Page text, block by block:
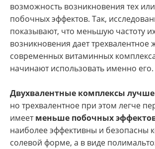
возможность возникновения тех
побочных эффектов. Так,
показывают, что меньшую частоту
возникновения дает трехвалентное
современных витаминных
начинают использовать именно его.
Двухвалентные комплексы
но трехвалентное при этом легче
имеетменьше побочных
наиболее эффективны и безопасны
солевой форме, а в виде